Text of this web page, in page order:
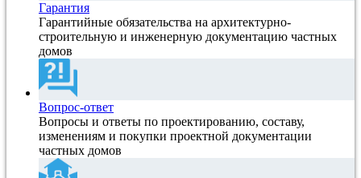
Гарантия
Гарантийные обязательства на архитектурно-
строительную и инженерную документацию частных
домов
Вопрос-ответ
Вопросы и ответы по проектированию, составу,
изменениям и покупки проектной документации
частных домов